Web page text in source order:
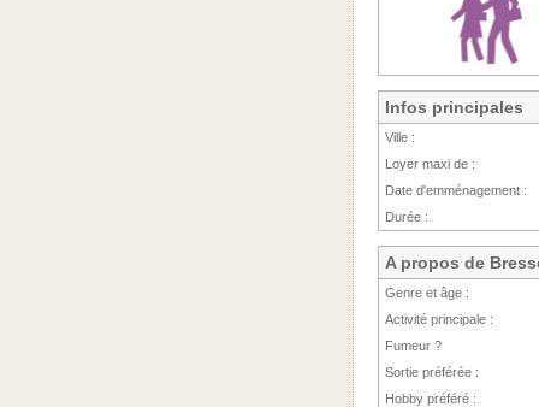
Infos principales
Ville :
Loyer maxi de :
Date d'emménagement :
Durée :
A propos de
Genre et âge :
Activité principale :
Fumeur ?
Sortie préférée :
Hobby préféré :